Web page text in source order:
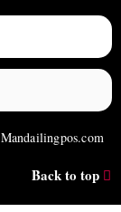
Back to top